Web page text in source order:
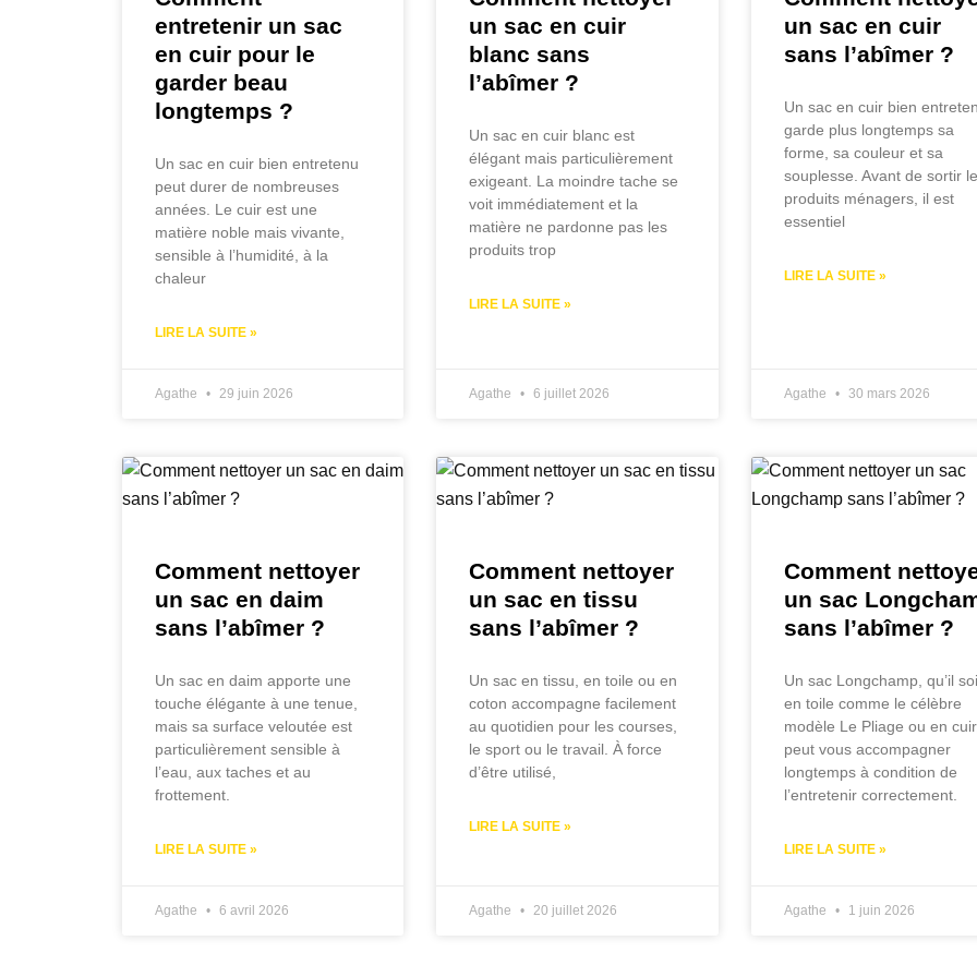
entretenir un sac
en cuir pour le
garder beau
longtemps ?
Un sac en cuir bien entretenu
peut durer de nombreuses
années. Le cuir est une
matière noble mais vivante,
sensible à l’humidité, à la
chaleur
LIRE LA SUITE »
Agathe 29 juin 2026
un sac en cuir
blanc sans
l’abîmer ?
Un sac en cuir blanc est
élégant mais particulièrement
exigeant. La moindre tache se
voit immédiatement et la
matière ne pardonne pas les
produits trop
LIRE LA SUITE »
Agathe 6 juillet 2026
un sac en cuir
sans l’abîmer ?
Un sac en cuir bien
garde plus longtemps sa
forme, sa couleur et sa
souplesse. Avant de sortir
produits ménagers, il est
essentiel
LIRE LA SUITE »
Agathe 30 mars 2026
Comment nettoyer
un sac en daim
sans l’abîmer ?
Un sac en daim apporte une
touche élégante à une tenue,
mais sa surface veloutée est
particulièrement sensible à
l’eau, aux taches et au
frottement.
LIRE LA SUITE »
Agathe 6 avril 2026
Comment nettoyer
un sac en tissu
sans l’abîmer ?
Un sac en tissu, en toile ou en
coton accompagne facilement
au quotidien pour les courses,
le sport ou le travail. À force
d’être utilisé,
LIRE LA SUITE »
Agathe 20 juillet 2026
Comment
un sac
sans l’abîmer ?
Un sac Longchamp, qu’il
en toile comme le célèbre
modèle Le Pliage ou en cuir,
peut vous accompagner
longtemps à condition de
l’entretenir correctement.
LIRE LA SUITE »
Agathe 1 juin 2026